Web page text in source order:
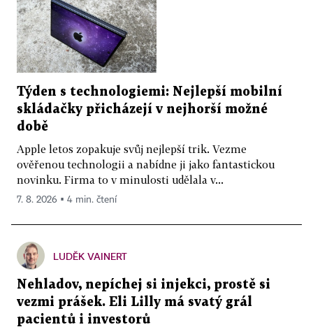
Týden s technologiemi: Nejlepší mobilní
skládačky přicházejí v nejhorší možné
době
Apple letos zopakuje svůj nejlepší trik. Vezme
ověřenou technologii a nabídne ji jako fantastickou
novinku. Firma to v minulosti udělala v...
7. 8. 2026 ▪ 4 min. čtení
LUDĚK VAINERT
Nehladov, nepíchej si injekci, prostě si
vezmi prášek. Eli Lilly má svatý grál
pacientů i investorů